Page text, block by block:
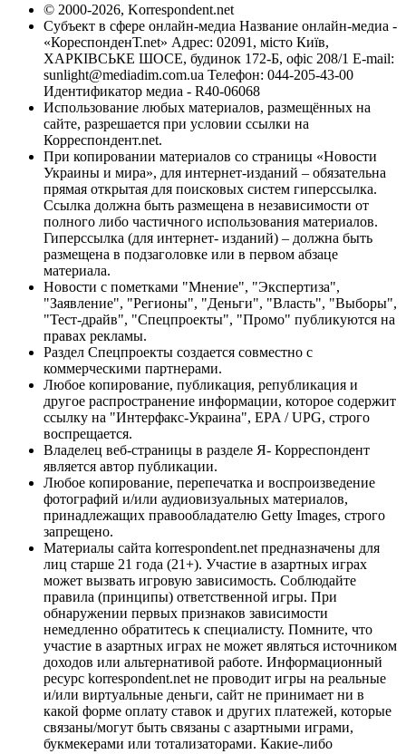
© 2000-2026, Korrespondent.net
Субъект в сфере онлайн-медиа Название онлайн-медиа -
«КореспонденТ.net» Адрес: 02091, місто Київ,
ХАРКІВСЬКЕ ШОСЕ, будинок 172-Б, офіс 208/1 E-mail:
sunlight@mediadim.com.ua Телефон: 044-205-43-00
Идентификатор медиа - R40-06068
Использование любых материалов, размещённых на
сайте, разрешается при условии ссылки на
Корреспондент.net.
При копировании материалов со страницы «Новости
Украины и мира», для интернет-изданий – обязательна
прямая открытая для поисковых систем гиперссылка.
Ссылка должна быть размещена в независимости от
полного либо частичного использования материалов.
Гиперссылка (для интернет- изданий) – должна быть
размещена в подзаголовке или в первом абзаце
материала.
Новости с пометками "Мнение", "Экспертиза",
"Заявление", "Регионы", "Деньги", "Власть", "Выборы",
"Тест-драйв", "Спецпроекты", "Промо" публикуются на
правах рекламы.
Раздел Спецпроекты создается совместно с
коммерческими партнерами.
Любое копирование, публикация, републикация и
другое распространение информации, которое содержит
ссылку на "Интерфакс-Украина", EPA / UPG, строго
воспрещается.
Владелец веб-страницы в разделе Я- Корреспондент
является автор публикации.
Любое копирование, перепечатка и воспроизведение
фотографий и/или аудиовизуальных материалов,
принадлежащих правообладателю Getty Images, строго
запрещено.
Материалы сайта korrespondent.net предназначены для
лиц старше 21 года (21+). Участие в азартных играх
может вызвать игровую зависимость. Соблюдайте
правила (принципы) ответственной игры. При
обнаружении первых признаков зависимости
немедленно обратитесь к специалисту. Помните, что
участие в азартных играх не может являться источником
доходов или альтернативой работе. Информационный
ресурс korrespondent.net не проводит игры на реальные
и/или виртуальные деньги, сайт не принимает ни в
какой форме оплату ставок и других платежей, которые
связаны/могут быть связаны с азартными играми,
букмекерами или тотализаторами. Какие-либо